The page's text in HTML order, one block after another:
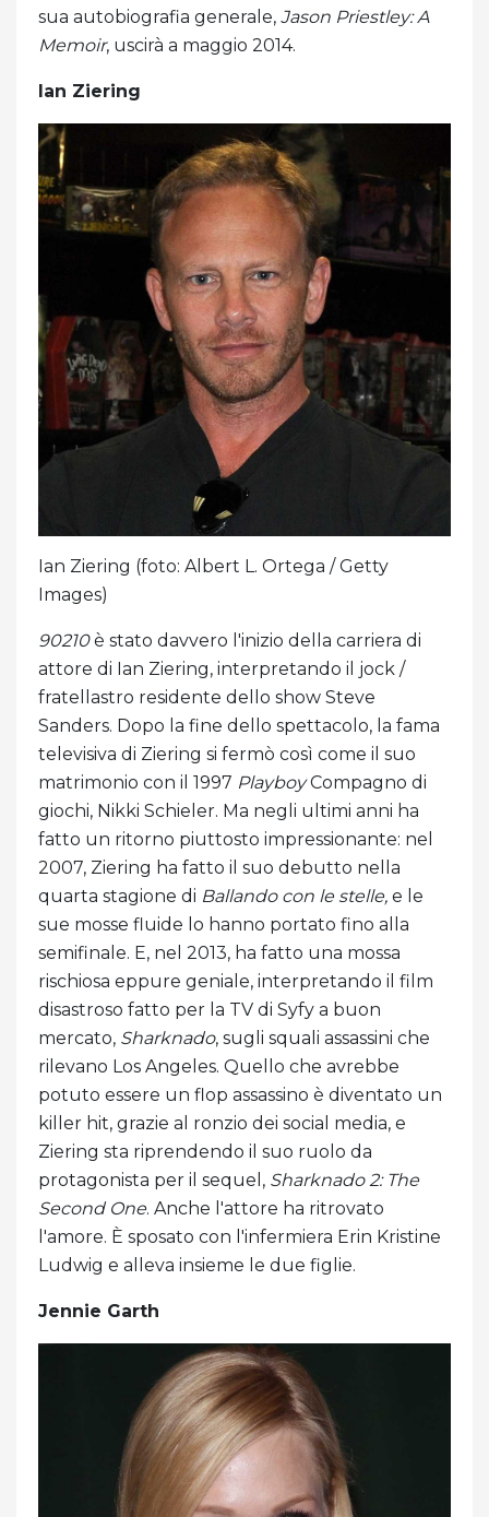
sua autobiografia generale, Jason Priestley: A
Memoir, uscirà a maggio 2014.
Ian Ziering
Ian Ziering (foto: Albert L. Ortega / Getty
Images)
90210è stato davvero l'inizio della carriera di
attore di Ian Ziering, interpretando il jock /
fratellastro residente dello show Steve
Sanders. Dopo la fine dello spettacolo, la fama
televisiva di Ziering si fermò così come il suo
matrimonio con il 1997 PlayboyCompagno di
giochi, Nikki Schieler. Ma negli ultimi anni ha
fatto un ritorno piuttosto impressionante: nel
2007, Ziering ha fatto il suo debutto nella
quarta stagione di Ballando con le stelle, e le
sue mosse fluide lo hanno portato fino alla
semifinale. E, nel 2013, ha fatto una mossa
rischiosa eppure geniale, interpretando il film
disastroso fatto per la TV di Syfy a buon
mercato, Sharknado, sugli squali assassini che
rilevano Los Angeles. Quello che avrebbe
potuto essere un flop assassino è diventato un
killer hit, grazie al ronzio dei social media, e
Ziering sta riprendendo il suo ruolo da
protagonista per il sequel, Sharknado 2: The
Second One. Anche l'attore ha ritrovato
l'amore. È sposato con l'infermiera Erin Kristine
Ludwig e alleva insieme le due figlie.
Jennie Garth